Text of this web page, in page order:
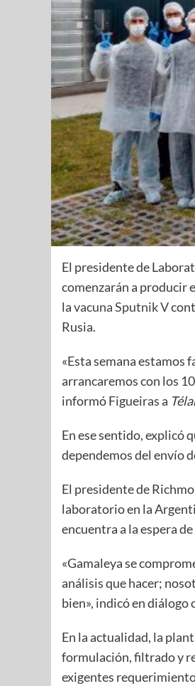
El presidente de
comenzarán a producir
lavacunaSputnik V
Rusia.
«Esta semana estamos
arrancaremos con los
informó Figueiras a
En ese sentido, explicó
dependemos del envío
El presidente de
laboratorio en la
encuentra a la espera
«Gamaleya se
análisis que hacer;
bien», indicó en diálogo
En la actualidad, la
formulación, filtrado y
exigentes